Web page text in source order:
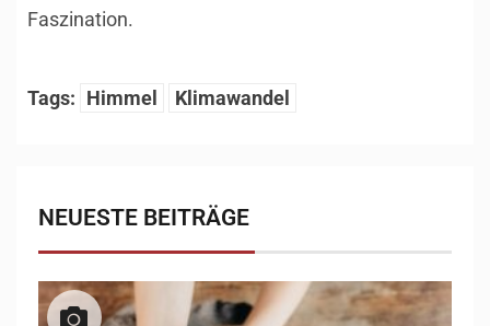
Faszination.
Tags: Himmel Klimawandel
NEUESTE BEITRÄGE